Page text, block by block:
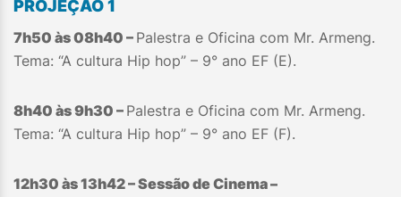
PROJEÇÃO 1
7h50 às 08h40 – Palestra e Oficina com Mr. Armeng.
Tema: “A cultura Hip hop” – 9° ano EF (E).
8h40 às 9h30 – Palestra e Oficina com Mr. Armeng.
Tema: “A cultura Hip hop” – 9° ano EF (F).
12h30 às 13h42 – Sessão de Cinema –